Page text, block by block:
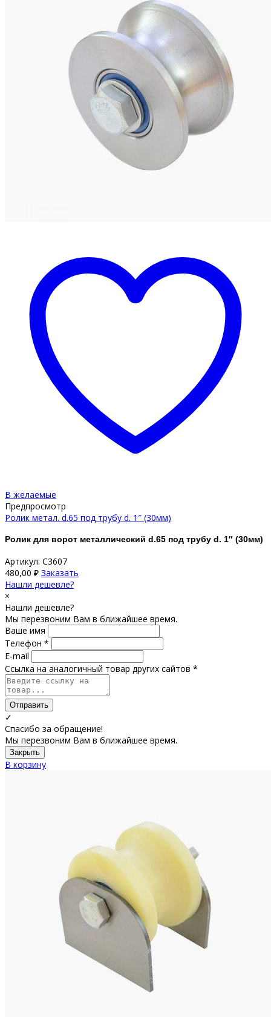
В желаемые
Предпросмотр
Ролик метал. d.65 под трубу d. 1″ (30мм)
Ролик для ворот металлический d.65 под трубу d. 1″ (30мм)
Артикул: С3607
480,00 ₽ Заказать
Нашли дешевле?
×
Нашли дешевле?
Мы перезвоним Вам в ближайшее время.
Ваше имя
Телефон *
E-mail
Ссылка на аналогичный товар других сайтов *
Отправить
✓
Спасибо за обращение!
Мы перезвоним Вам в ближайшее время.
Закрыть
В корзину